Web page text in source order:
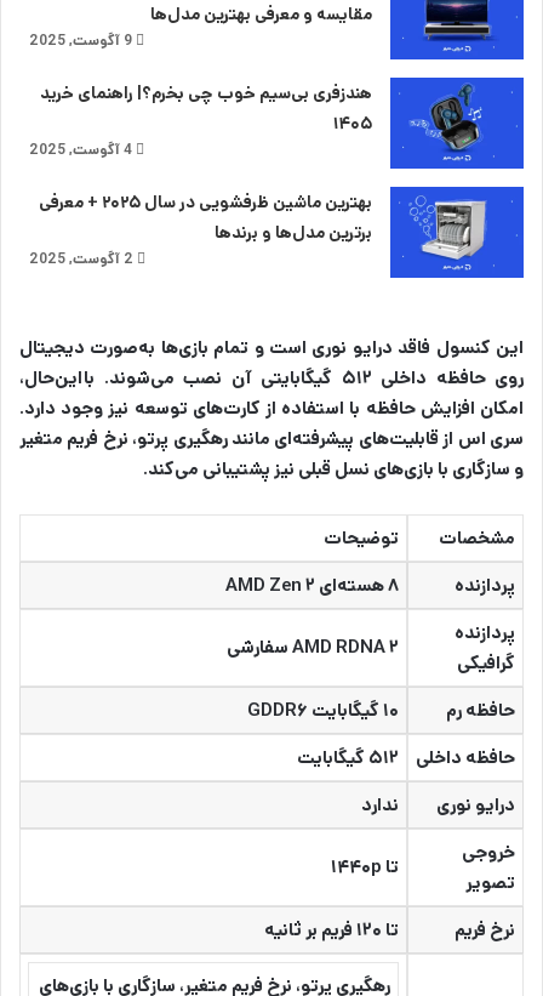
مقایسه و معرفی بهترین مدل‌ها
9 آگوست, 2025
هندزفری بی‌سیم خوب چی بخرم؟| راهنمای خرید
۱۴۰۵
4 آگوست, 2025
بهترین ماشین ظرفشویی در سال ۲۰۲۵ + معرفی
برترین مدل‌ها و برندها
2 آگوست, 2025
این کنسول فاقد درایو نوری است و تمام بازی‌ها به‌صورت دیجیتال
روی حافظه داخلی ۵۱۲ گیگابایتی آن نصب می‌شوند. بااین‌حال،
امکان افزایش حافظه با استفاده از کارت‌های توسعه نیز وجود دارد.
سری اس از قابلیت‌های پیشرفته‌ای مانند رهگیری پرتو، نرخ فریم متغیر
و سازگاری با بازی‌های نسل قبلی نیز پشتیبانی می‌کند.
مشخصات
توضیحات
پردازنده
۸ هسته‌ای AMD Zen ۲
پردازنده
گرافیکی
AMD RDNA ۲ سفارشی
حافظه رم
۱۰ گیگابایت GDDR۶
حافظه داخلی
۵۱۲ گیگابایت
درایو نوری
ندارد
خروجی
تصویر
تا ۱۴۴۰p
نرخ فریم تا ۱۲۰ فریم بر ثانیه
رهگیری پرتو، نرخ فریم متغیر، سازگاری با بازی‌های